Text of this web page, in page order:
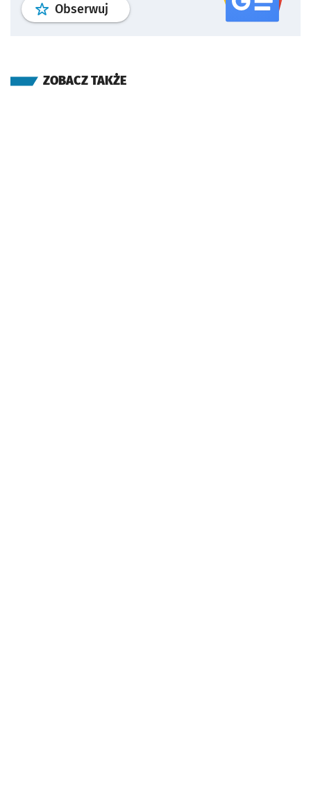
Obserwuj profil serwisu
ZOBACZ TAKŻE